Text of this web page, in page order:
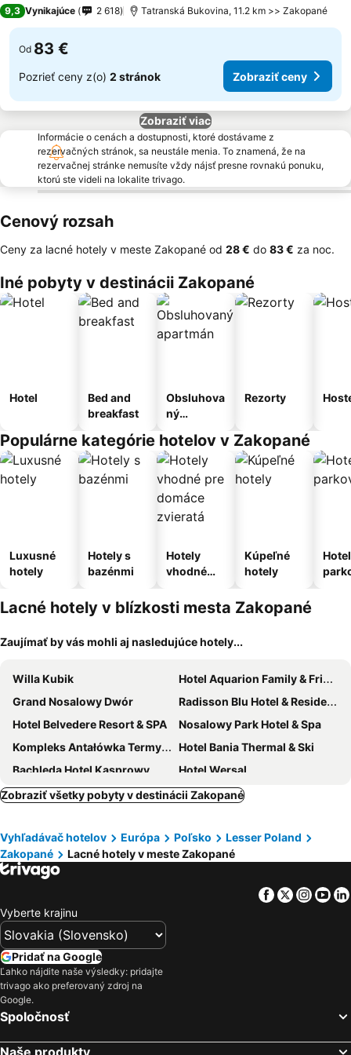
9,3 Vynikajúce 2 618 Tatranská Bukovina, 11.2 km >> Zakopané
Od 83 €
Pozrieť ceny z(o) 2 stránok Zobraziť ceny
Zobraziť viac
Informácie o cenách a dostupnosti, ktoré dostávame z
rezervačných stránok, sa neustále menia. To znamená, že na
rezervačnej stránke nemusíte vždy nájsť presne rovnakú ponuku,
ktorú ste videli na lokalite trivago.
Cenový rozsah
Ceny za lacné hotely v meste Zakopané od ‎28 € do ‎83 € za noc.
Iné pobyty v destinácii Zakopané
Hotel
Bed and
breakfast
Obsluhova
ný
Rezorty
Populárne kategórie hotelov v Zakopané
Luxusné
hotely
Hotely s
bazénmi
Hotely
vhodné
domáce
zvieratá
Kúpeľné
hotely
Lacné hotely v blízkosti mesta Zakopané
Zaujímať by vás mohli aj nasledujúce hotely...
Willa Kubik
Hotel Aquarion Family & Friends - Destigo Hotels
Grand Nosalowy Dwór
Radisson Blu Hotel & Residences Zakopane
Hotel Belvedere Resort & SPA
Nosalowy Park Hotel & Spa
Kompleks Antałówka Termy & Med
Hotel Bania Thermal & Ski
Bachleda Hotel Kasprowy
Hotel Wersal
Bachleda Residence Zakopane
Gold Hotel
Aries Hotel & SPA
Horsky Hotel Popradske Pleso
Hotel Tatra
Willa Apart
Hotel Rysy
Grand Hotel Stamary
Hotel Willa Pod Skocznią
Resort Kasprowy Wierch
Hotel Skalny
Hotel Gromada Zakopane
Helan Family & SPA
Hotel BUKOVINA
Hotel Helios
Zobraziť všetky pobyty v destinácii Zakopané
Vyhľadávač hotelov Európa Poľsko
Lesser Poland
Zakopané
Lacné hotely v meste Zakopané
Facebook
Twitter
Vyberte krajinu
Pridať na Google
Ľahko nájdite naše výsledky: pridajte
trivago ako preferovaný zdroj na
Google.
Spoločnosť
Naše produkty